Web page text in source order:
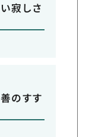
寂しさ
のすす